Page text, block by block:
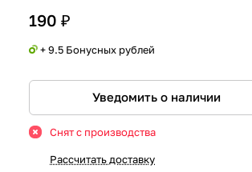
190 ₽
+ 9.5 Бонусных рублей
Уведомить о наличии
Снят с производства
Рассчитать доставку